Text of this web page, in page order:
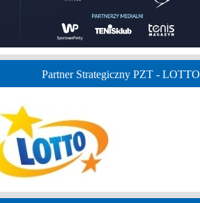
Partner Strategiczny PZT - LOTTO